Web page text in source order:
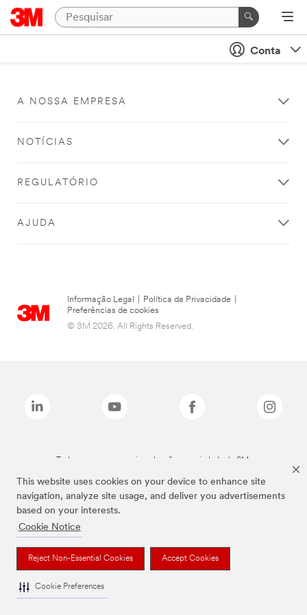
This website uses cookies on your device to enhance site
navigation, analyze site usage, and deliver you advertisements
based on your interests.
Cookie Notice
Reject Non-Essential Cookies Accept Cookies
Cookie Preferences
Conta
A NOSSA EMPRESA
NOTÍCIAS
REGULATÓRIO
AJUDA
Informação Legal Política da Privacidade
Preferências de cookies
© 3M 2026. All Rights Reserved.
Todas as marcas mencionadas são propriedade da 3M.